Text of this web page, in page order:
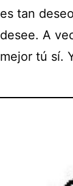
es tan
desee. A
mejor tú sí.